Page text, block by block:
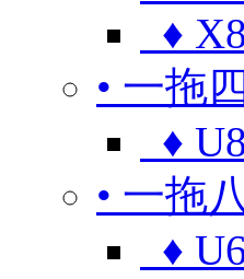
♦ X8
• 一拖
♦
• 一拖
♦